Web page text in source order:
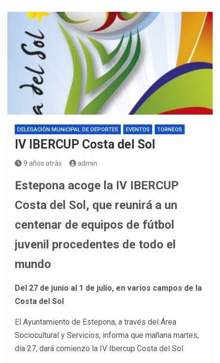
DELEGACIÓN MUNICIPAL DE DEPORTES EVENTOS TORNEOS
IV IBERCUP Costa del Sol
9 años atrás admin
Estepona acoge la IV IBERCUP
Costa del Sol, que reunirá a un
centenar de equipos de fútbol
juvenil procedentes de todo el
mundo
Del 27 de junio al 1 de julio, en varios campos de la
Costa del Sol
El Ayuntamiento de Estepona, a través del Área
Sociocultural y Servicios, informa que mañana martes,
día 27, dará comienzo la IV Ibercup Costa del Sol.